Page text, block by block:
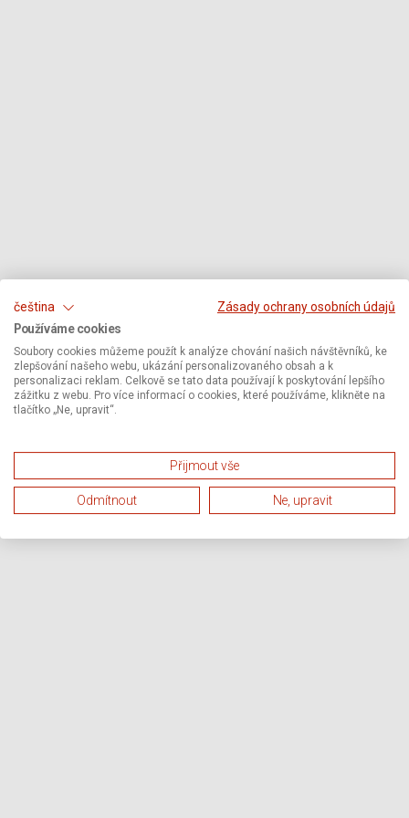
čeština
Zásady ochrany osobních údajů
Používáme cookies
Soubory cookies můžeme použít k analýze chování našich návštěvníků, ke
zlepšování našeho webu, ukázání personalizovaného obsah a k
personalizaci reklam. Celkově se tato data používají k poskytování lepšího
zážitku z webu. Pro více informací o cookies, které používáme, klikněte na
tlačítko „Ne, upravit“.
Přijmout vše
Odmítnout Ne, upravit